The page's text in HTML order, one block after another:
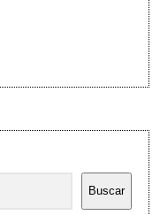
Buscar